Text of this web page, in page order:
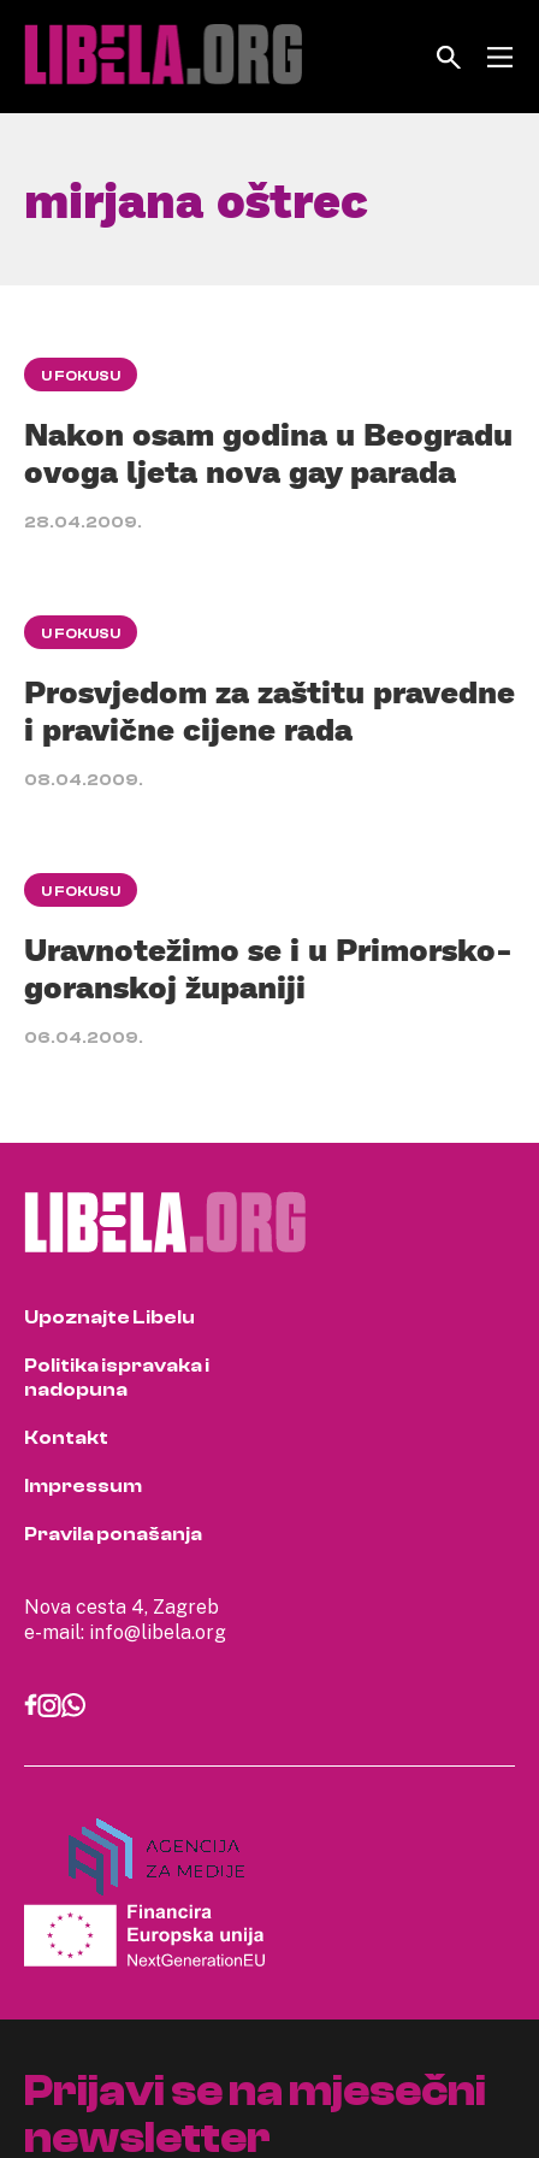
mirjana oštrec
U FOKUSU
Nakon osam godina u Beogradu
ovoga ljeta nova gay parada
28.04.2009.
U FOKUSU
Prosvjedom za zaštitu pravedne
i pravične cijene rada
08.04.2009.
U FOKUSU
Uravnotežimo se i u Primorsko-
goranskoj županiji
06.04.2009.
Nova cesta 4, Zagreb
e-mail: info@libela.org
Upoznajte Libelu
Politika ispravaka i
nadopuna
Kontakt
Impressum
Pravila ponašanja
Prijavi se na mjesečni
newsletter